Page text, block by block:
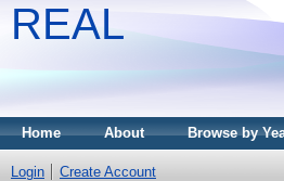
REAL
Home About Browse by
Login Create Account